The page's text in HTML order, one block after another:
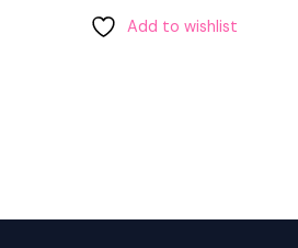
Add to wishlist